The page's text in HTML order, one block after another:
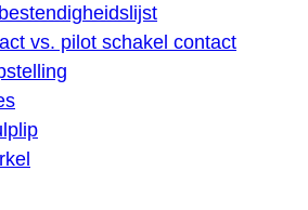
vs. pilot schakel contact